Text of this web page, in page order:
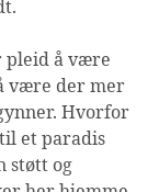
pleid å være
være der mer
Hvorfor
et paradis
støtt og